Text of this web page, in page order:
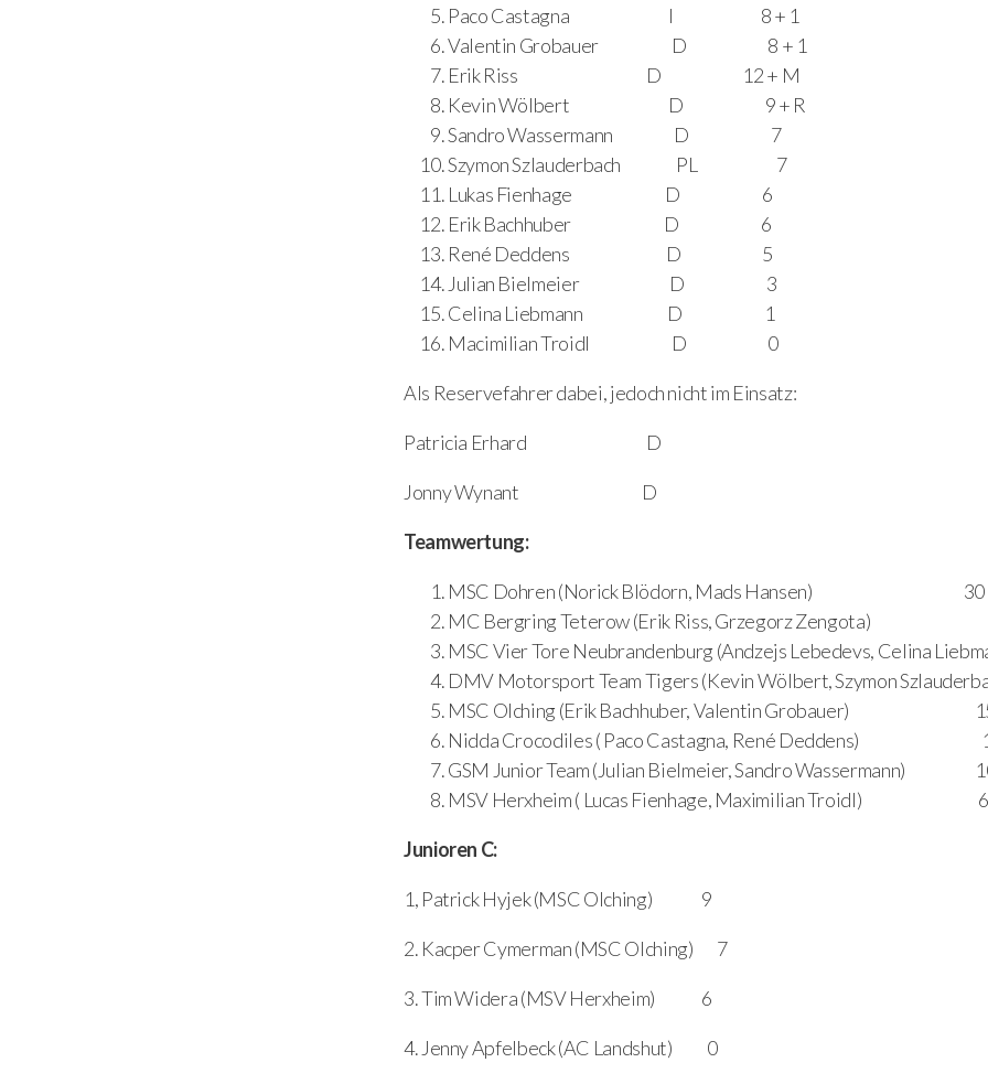
Paco Castagna I 8 + 1
Valentin Grobauer D 8 + 1
Erik Riss D 12 + M
Kevin Wölbert D 9 + R
Sandro Wassermann D 7
Szymon Szlauderbach PL 7
Lukas Fienhage D 6
Erik Bachhuber D 6
René Deddens D 5
Julian Bielmeier D 3
Celina Liebmann D 1
Macimilian Troidl D 0
Als Reservefahrer dabei, jedoch nicht im Einsatz:
Patricia Erhard D
Jonny Wynant D
Teamwertung:
MSC Dohren (Norick Blödorn, Mads Hansen) 30
MC Bergring Teterow (Erik Riss, Grzegorz Zengota)
MSC Vier Tore Neubrandenburg (Andzejs Lebedevs, Celina
DMV Motorsport Team Tigers (Kevin Wölbert, Szymon
MSC Olching (Erik Bachhuber, Valentin Grobauer)
Nidda Crocodiles ( Paco Castagna, René Deddens)
GSM Junior Team (Julian Bielmeier, Sandro Wassermann)
MSV Herxheim ( Lucas Fienhage, Maximilian Troidl) 6
Junioren C:
1, Patrick Hyjek (MSC Olching) 9
2. Kacper Cymerman (MSC Olching) 7
3. Tim Widera (MSV Herxheim) 6
4. Jenny Apfelbeck (AC Landshut) 0